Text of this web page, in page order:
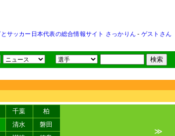
サッカー日本代表の総合情報サイト さっかりん - ゲストさん
千葉
柏
清水
磐田
≫